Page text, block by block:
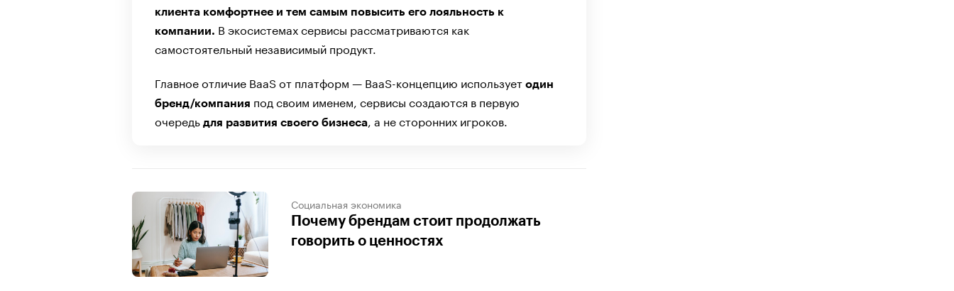
клиента комфортнее и тем самым повысить его лояльность к
компании. В экосистемах сервисы рассматриваются как
самостоятельный независимый продукт.
Главное отличие BaaS от платформ — BaaS-концепцию использует один
бренд/компания под своим именем, сервисы создаются в первую
очередь для развития своего бизнеса , а не сторонних игроков.
Социальная экономика
Почему брендам стоит продолжать
говорить о ценностях